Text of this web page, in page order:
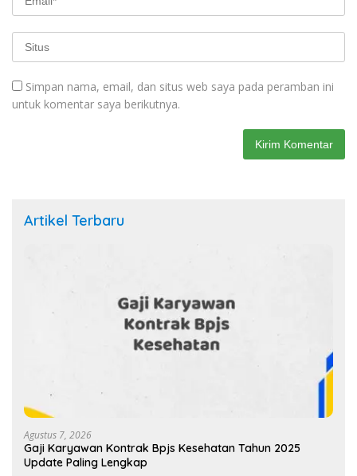
Simpan nama, email, dan situs web saya pada peramban ini
untuk komentar saya berikutnya.
Artikel Terbaru
Agustus 7, 2026
Gaji Karyawan Kontrak Bpjs Kesehatan Tahun 2025
Update Paling Lengkap